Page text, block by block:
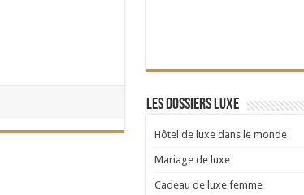
Les dossiers Luxe
Hôtel de luxe dans le monde
Mariage de luxe
Cadeau de luxe femme